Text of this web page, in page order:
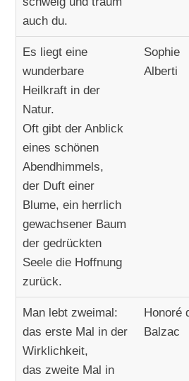
auch du.
Es liegt eine
wunderbare
Heilkraft in der
Natur.
Oft gibt der Anblick
eines schönen
Abendhimmels,
der Duft einer
Blume, ein herrlich
gewachsener Baum
der gedrückten
Seele die Hoffnung
zurück.
Sophie
Alberti
Man lebt zweimal:
das erste Mal in der
Wirklichkeit,
das zweite Mal in
Honoré
Balzac